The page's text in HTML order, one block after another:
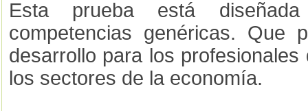
Esta prueba está
competencias genéricas. Que
desarrollo para los
los sectores de la economía.